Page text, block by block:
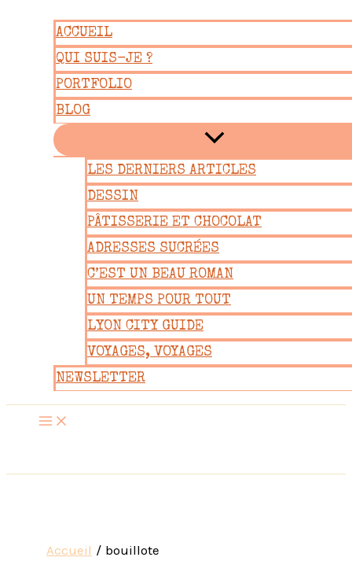
contenu
ACCUEIL
QUI SUIS-JE ?
PORTFOLIO
BLOG
LES DERNIERS ARTICLES
DESSIN
PÂTISSERIE ET CHOCOLAT
ADRESSES SUCRÉES
C’EST UN BEAU ROMAN
UN TEMPS POUR TOUT
LYON CITY GUIDE
VOYAGES, VOYAGES
NEWSLETTER
Accueil bouillote